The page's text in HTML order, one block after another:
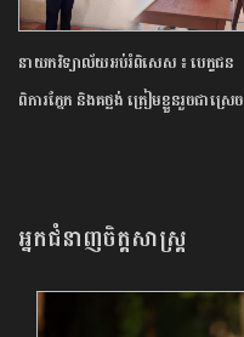
នាយក​វិទ្យាល័យ​អប់រំ​ពិសេស​ ​៖ ​បេក្ខជន​
ពិការ​ភ្នែក​ និង​គថ្លង់​ ត្រៀមខ្លួន​រួច​ជាស្រេច​
អ្នកជំនាញចិត្តសាស្រ្ត